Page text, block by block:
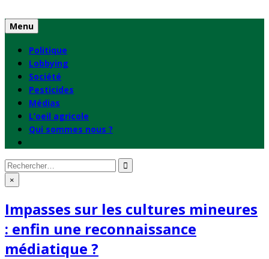
to
content
Menu
Politique
Lobbying
Société
Pesticides
Médias
L’oeil agricole
Qui sommes nous ?
Rechercher
: ×
Impasses sur les cultures mineures
: enfin une reconnaissance
médiatique ?